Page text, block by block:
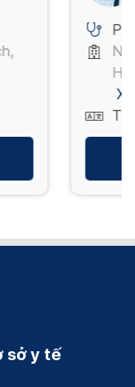
sở y tế